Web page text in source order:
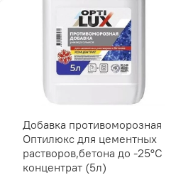
Добавка противоморозная
Оптилюкс для цементных
растворов,бетона до -25°С
концентрат (5л)